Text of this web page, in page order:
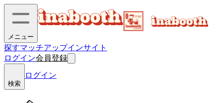
メニュー
探すマッチアップインサイト
ログイン会員登録
検索
ログイン